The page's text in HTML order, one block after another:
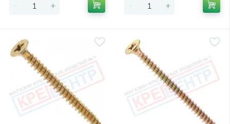
- + - +